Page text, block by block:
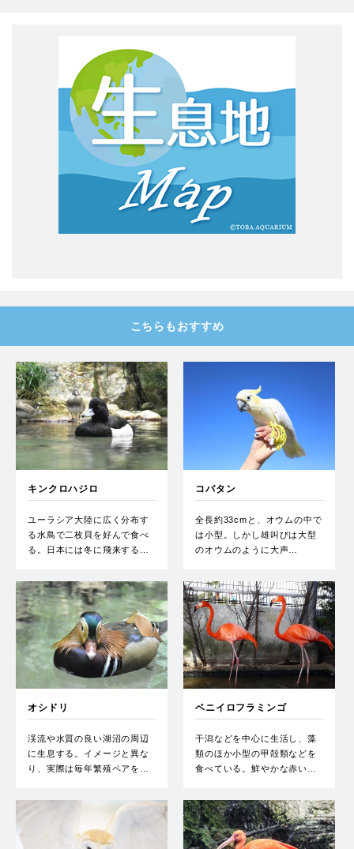
こちらもおすすめ
キンクロハジロ
ユーラシア大陸に広く分布す
る水鳥で二枚貝を好んで食べ
る。日本には冬に飛来する…
コバタン
全長約33cmと、オウムの中で
は小型。しかし雄叫びは大型
のオウムのように大声…
オシドリ
渓流や水質の良い湖沼の周辺
に生息する。イメージと異な
り、実際は毎年繁殖ペアを…
ベニイロフラミンゴ
干潟などを中心に生活し、藻
類のほか小型の甲殻類などを
食べている。鮮やかな赤い…